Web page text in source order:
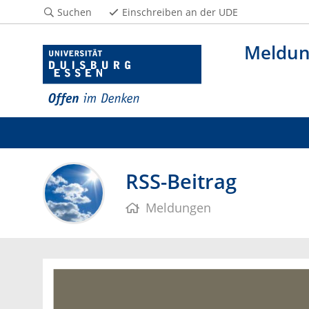
Suchen Einschreiben an der UDE
RSS-Beitrag
Meldungen